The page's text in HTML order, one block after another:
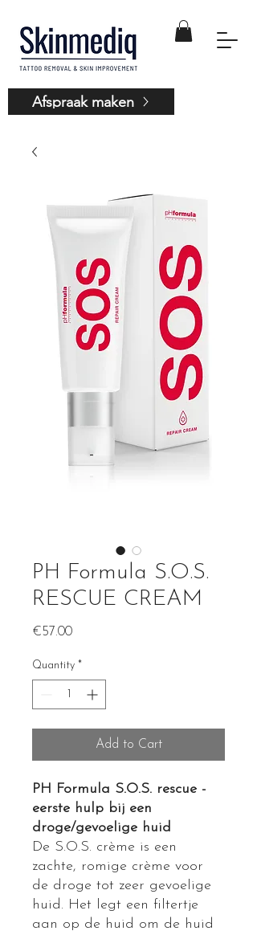
Afspraak maken
PH Formula S.O.S.
RESCUE CREAM
€57.00Price
Quantity *
Add to Cart
PH Formula S.O.S. rescue -
eerste hulp bij een
droge/gevoelige huid
De S.O.S. crème is een
zachte, romige crème voor
de droge tot zeer gevoelige
huid. Het legt een filtertje
aan op de huid om de huid